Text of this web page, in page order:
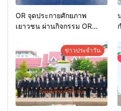
OR จุดประกายศักยภาพ
เยาวชน ผ่านกิจกรรม OR
ข่าวประจำวัน